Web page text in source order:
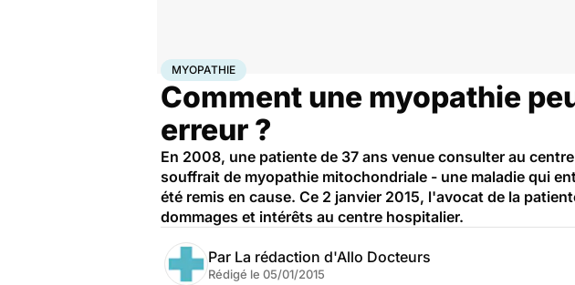
AccueilSantéSociété
MYOPATHIE
Comment une myopathie
erreur ?
En 2008, une patiente de 37 ans venue consulter au
souffrait de myopathie mitochondriale - une maladie qui
été remis en cause. Ce 2 janvier 2015, l'avocat de la
dommages et intérêts au centre hospitalier.
Par La rédaction d'Allo Docteurs
Rédigé le 05/01/2015